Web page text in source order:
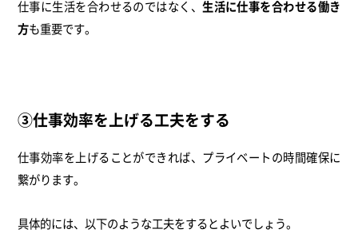
仕事に生活を合わせるのではなく、生活に仕事を合わせる働き
方も重要です。
③仕事効率を上げる工夫をする
仕事効率を上げることができれば、プライベートの時間確保に
繋がります。
具体的には、以下のような工夫をするとよいでしょう。